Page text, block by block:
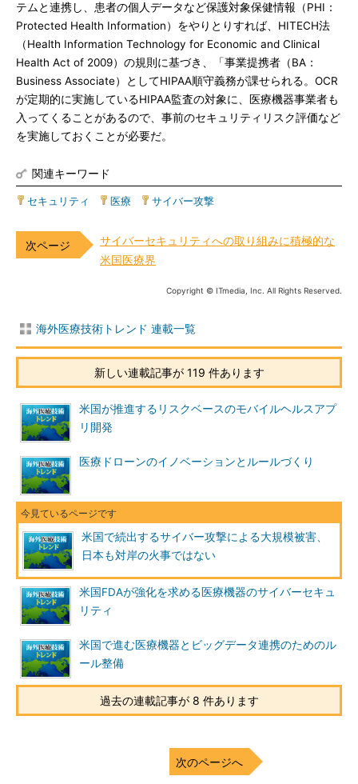
テムと連携し、患者の個人データなど保護対象保健情報（PHI：
Protected Health Information）をやりとりすれば、HITECH法
（Health Information Technology for Economic and Clinical
Health Act of 2009）の規則に基づき、「事業提携者（BA：
Business Associate）としてHIPAA順守義務が課せられる。OCR
が定期的に実施しているHIPAA監査の対象に、医療機器事業者も
入ってくることがあるので、事前のセキュリティリスク評価など
を実施しておくことが必要だ。
関連キーワード
セキュリティ 医療 サイバー攻撃
サイバーセキュリティへの取り組みに積極的な
米国医療界
Copyright © ITmedia, Inc. All Rights Reserved.
海外医療技術トレンド 連載一覧
新しい連載記事が 119 件あります
米国が推進するリスクベースのモバイルヘルスアプ
リ開発
医療ドローンのイノベーションとルールづくり
米国で続出するサイバー攻撃による大規模被害、
日本も対岸の火事ではない
米国FDAが強化を求める医療機器のサイバーセキュ
リティ
米国で進む医療機器とビッグデータ連携のためのル
ール整備
過去の連載記事が 8 件あります
次のページへ